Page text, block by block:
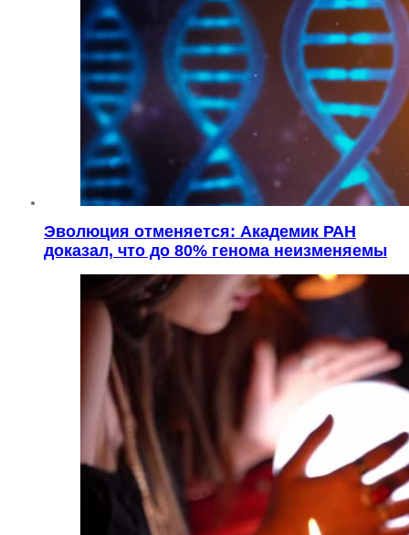
Эволюция отменяется: Академик РАН
доказал, что до 80% генома неизменяемы